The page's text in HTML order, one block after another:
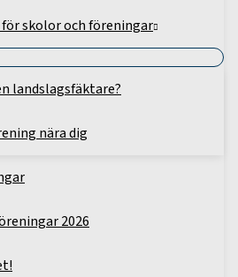
skolor och föreningar
landslagsfäktare?
nära dig
2026